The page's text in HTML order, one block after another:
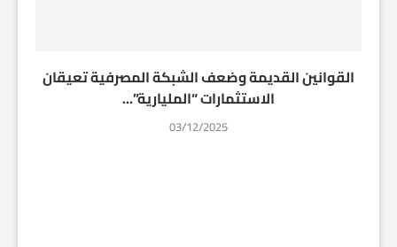
القوانين القديمة وضعف الشبكة المصرفية تعيقان
الاستثمارات “المليارية”...
03/12/2025